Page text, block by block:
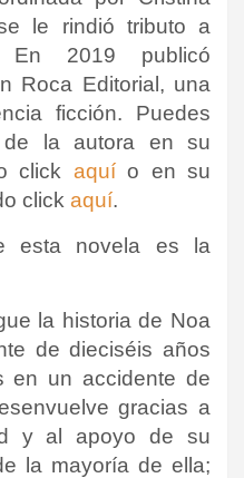
le rindió tributo a
En 2019 publicó
Roca Editorial, una
ficción. Puedes
de la autora en su
click aquío en su
click aquí.
esta novela es la
la historia de Noa
de dieciséis años
en un accidente de
gracias a
y al apoyo de su
la mayoría de ella;